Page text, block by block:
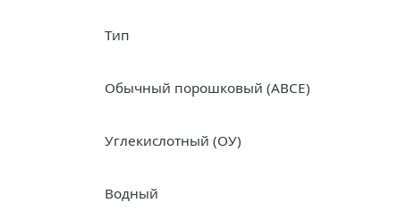
Тип
Обычный порошковый (ABCE)
Углекислотный (ОУ)
Водный